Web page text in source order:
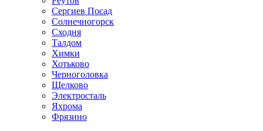
Сергиев Посад
Солнечногорск
Сходня
Талдом
Химки
Хотьково
Черноголовка
Щелково
Электросталь
Яхрома
Фрязино